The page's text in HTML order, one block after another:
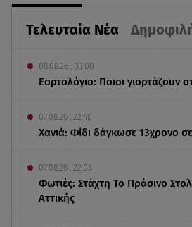
Τελευταία Νέα
08.08.26 , 03:00
Εορτολόγιο: Ποιοι γιορτάζουν
07.08.26 , 22:40
Χανιά: Φίδι δάγκωσε 13χρονο
07.08.26 , 22:05
Φωτιές: Στάχτη Το Πράσινο
Αττικής